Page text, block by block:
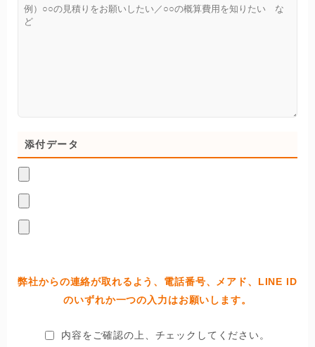
添付データ
弊社からの連絡が取れるよう、電話番号、メアド、LINE ID
のいずれか一つの入力はお願いします。
内容をご確認の上、チェックしてください。